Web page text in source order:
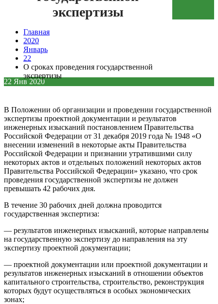
Зеленая кнопка
экспертизы
Главная
2020
Январь
22
О сроках проведения государственной
экспертизы
22 Янв 2020
В Положении об организации и проведении государственной
экспертизы проектной документации и результатов
инженерных изысканий постановлением Правительства
Российской Федерации от 31 декабря 2019 года № 1948 «О
внесении изменений в некоторые акты Правительства
Российской Федерации и признании утратившими силу
некоторых актов и отдельных положений некоторых актов
Правительства Российской Федерации» указано, что срок
проведения государственной экспертизы не должен
превышать 42 рабочих дня.
В течение 30 рабочих дней должна проводится
государственная экспертиза:
— результатов инженерных изысканий, которые направлены
на государственную экспертизу до направления на эту
экспертизу проектной документации;
— проектной документации или проектной документации и
результатов инженерных изысканий в отношении объектов
капитального строительства, строительство, реконструкция
которых будут осуществляться в особых экономических
зонах;